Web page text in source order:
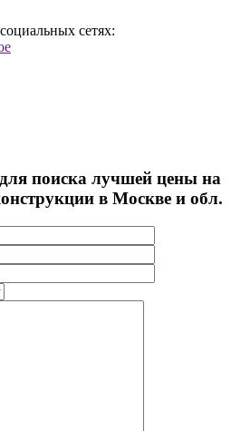
сетях:
поиска лучшей цены на
в Москве и обл.